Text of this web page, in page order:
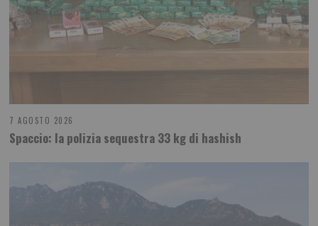
7 AGOSTO 2026
Spaccio: la polizia sequestra 33 kg di hashish